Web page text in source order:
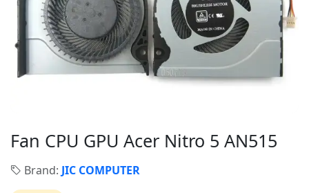
Fan CPU GPU Acer Nitro 5 AN515
Brand: JIC COMPUTER